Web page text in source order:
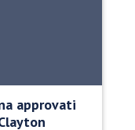
approvati